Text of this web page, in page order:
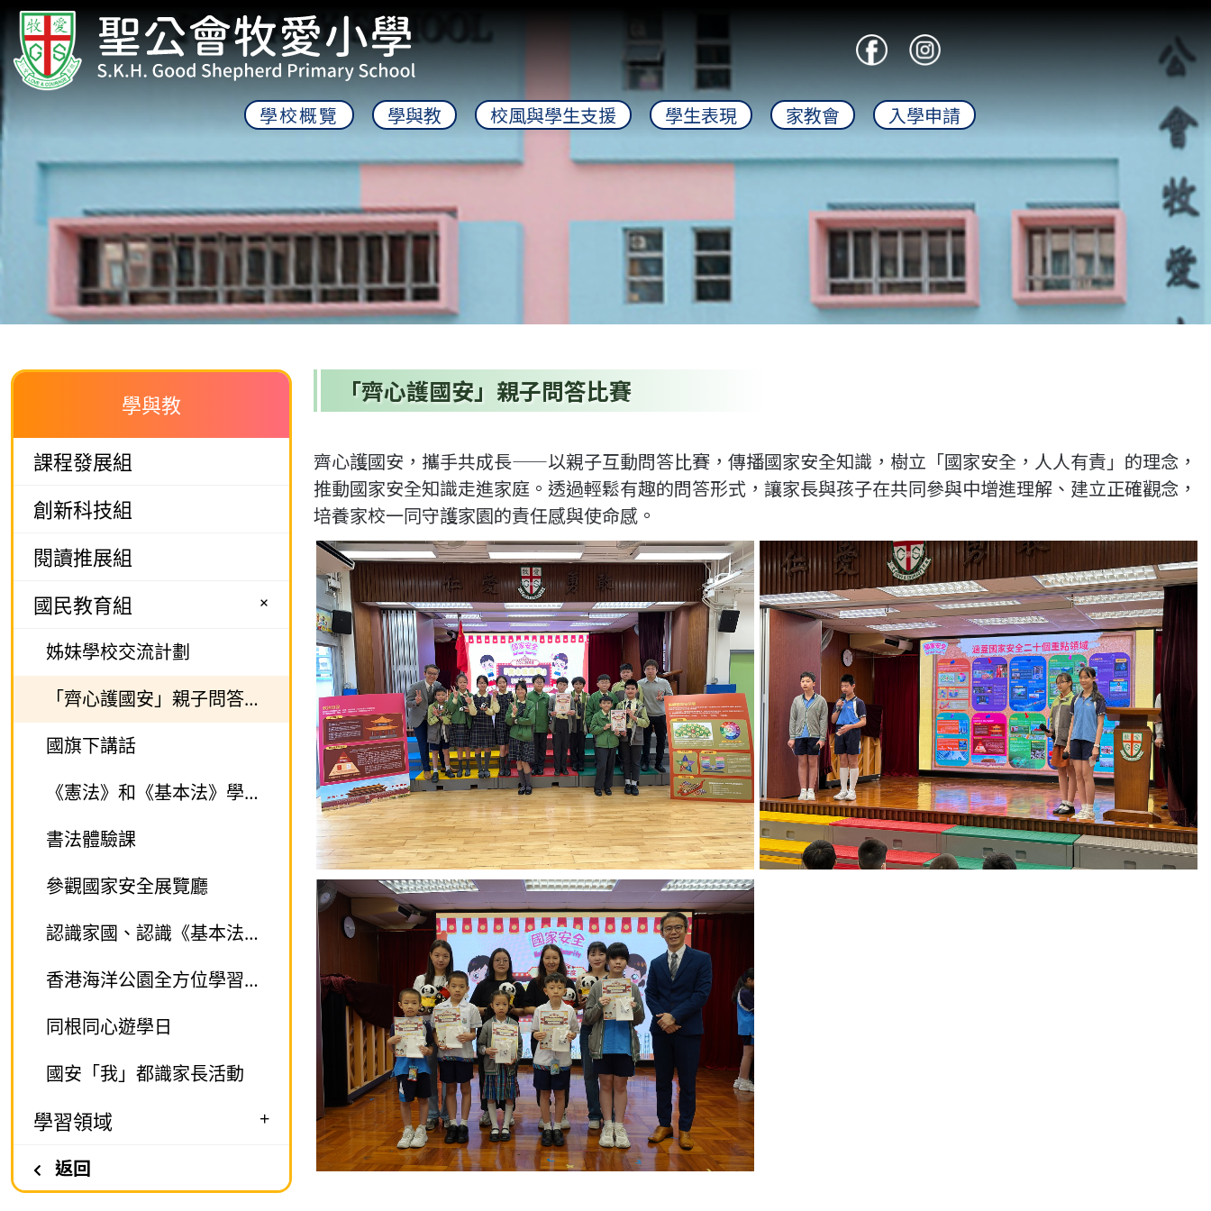
學校概覽 學與教 校風與學生支援 學生表現 家教會 入學申請
學與教
課程發展組
創新科技組
閱讀推展組
國民教育組
+
姊妹學校交流計劃
「齊心護國安」親子問答比賽
國旗下講話
《憲法》和《基本法》學生校園大使
書法體驗課
參觀國家安全展覽廳
認識家國、認識《基本法》國家安全與《基本法》巡迴展覽活動
香港海洋公園全方位學習之旅
同根同心遊學日
國安「我」都識家長活動
學習領域 +
返回
「齊心護國安」親子問答比賽
齊心護國安，攜手共成長——以親子互動問答比賽，傳播國家安全知識，樹立「國家安全，人人有責」的理念，
推動國家安全知識走進家庭。透過輕鬆有趣的問答形式，讓家長與孩子在共同參與中增進理解、建立正確觀念，
培養家校一同守護家園的責任感與使命感。